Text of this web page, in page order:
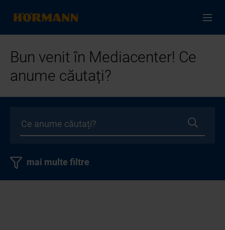
Bun venit în Mediacenter! Ce
anume căutați?
mai multe filtre